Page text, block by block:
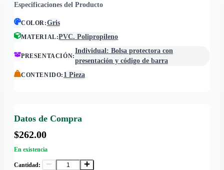
Especificaciones del Producto
COLOR:Gris
MATERIAL:PVC. Polipropileno
PRESENTACIÓN:
Individual: Bolsa protectora con
presentación y código de barra
CONTENIDO: 1 Pieza
Datos de Compra
$262.00
En existencia
Cantidad: